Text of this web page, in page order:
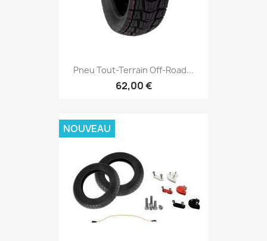
Pneu Tout-Terrain Off-Road...
62,00 €
NOUVEAU